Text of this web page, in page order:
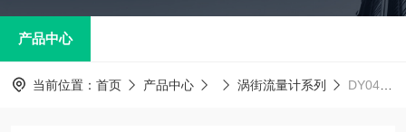
产品中心
当前位置： 首页 产品中心 涡街流量计系列 DY040-NALAA1-4D横河涡街流量计